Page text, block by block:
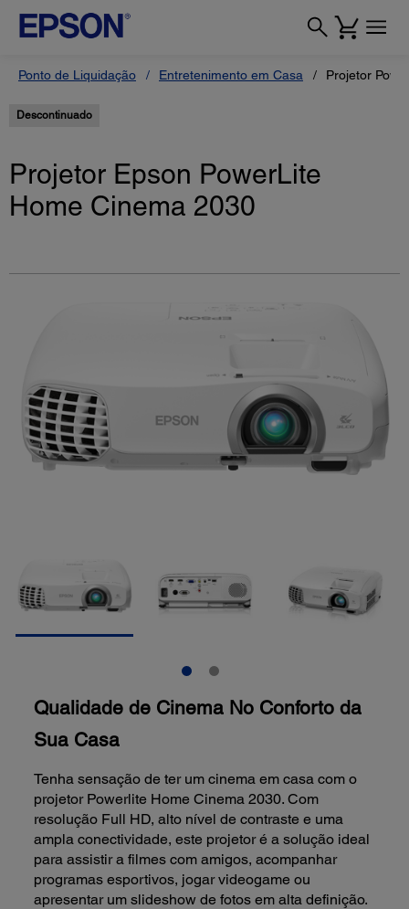
Ponto de Liquidação Entretenimento em Casa Projetor
Descontinuado
Projetor Epson PowerLite
Home Cinema 2030
Qualidade de Cinema No Conforto da
Sua Casa
Tenha sensação de ter um cinema em casa com o
projetor Powerlite Home Cinema 2030. Com
resolução Full HD, alto nível de contraste e uma
ampla conectividade, este projetor é a solução ideal
para assistir a filmes com amigos, acompanhar
programas esportivos, jogar videogame ou
apresentar um slideshow de fotos em alta definição.